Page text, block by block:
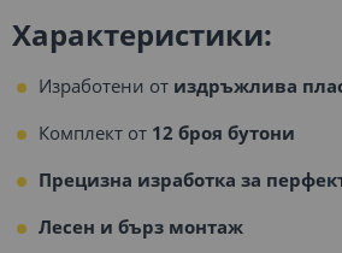
Характеристики:
Изработени от издръжлива
Комплект от 12 броя бутони
Прецизна изработка за
Лесен и бърз монтаж